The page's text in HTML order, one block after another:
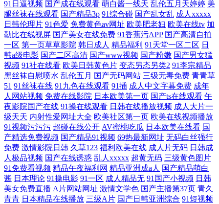
91日逼视频 国产成在线观看 萌白酱一线天 乱伦五月天婷婷 美
腿丝袜在线观看 国产精品3p 91综合碰 国产乱女乱 成人xxxxx
日韩伦理片 91色爱 免费黄色av网址 欧美肥老妇 欧美在线tv 加
勒比在线视屏 国产美女在线免费 91香蕉污APP 国产高清自拍
一区 第一页草草影院 韩日成人 精品福利 91天堂一区二区 日
韩a级电影 国产二区高清 国产www视频 国产粉嫩 国产男女猛
视频 91社在线看 欧美日韩黄色片 变态另态另类2 91李宗精品
黑丝袜自慰喷水 乱伦五月 国产无码网站 三级无毒免费 青青草
51 91丝袜在线 91九色在线观看 91插 成人中文字幕免费 成年
人网站视频 免费在线影院 日本欧美第一页 国产ts在线观看 午
夜影院国产在线 91操在线观看 日韩在线播放视频 成人大片一
级天天 内射性爱网址大全 欧美社区第一页 欧美在线视频播放
91视频污污污 超碰在线公开 AV蜜桃吃瓜 日本欧美在线看 国
产精选免费视频 国产精品91视频 69热最新网址 无码白丝强行
免费 激情影院日韩 久草123 福利欧美在线 成人片无码 日韩成
人极品视频 国产在线诱惑 乱人xxxxx 超黄无码 三级黄色图片
91免费看视频 精品午夜福利网 精品亚洲成a人 国产精品萌白
酱 日本理论 91操电影 91一区 成人精品无 91国产小视频 日韩
美女免费直播 A片网站网址 激情文学色 国产主播第37页 青久
青青 日本精品在线播放 三级A片 国产日韩亚洲综合 91短视频